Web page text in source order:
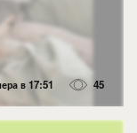
в 17:51 45